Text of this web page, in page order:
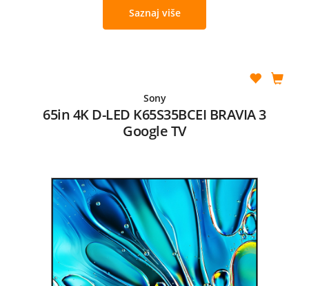
Saznaj više
Sony
65in 4K D-LED K65S35BCEI BRAVIA 3
Google TV